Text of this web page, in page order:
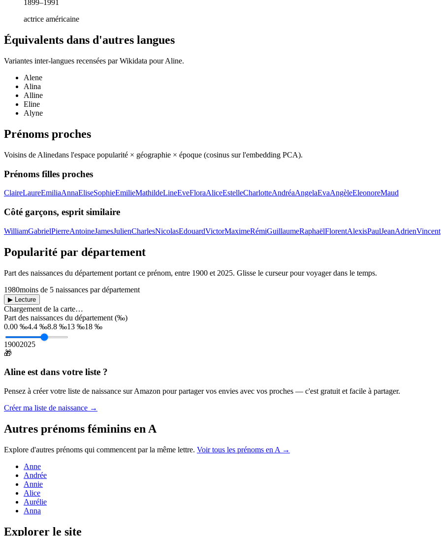
1899–1991
actrice américaine
Équivalents dans d'autres langues
Variantes inter-langues recensées par Wikidata pourAline.
Alene
Alina
Alline
Eline
Alyne
Prénoms proches
Voisins de Alinedans l'espace popularité × géographie × époque (cosinus sur l'embedding PCA).
Prénoms filles proches
ClaireLaureEmiliaAnnaEliseSophieEmilieMathildeLineEveFloraAliceEstelleCharlotteAndréaAngelaEvaAngèleEleonoreMaud
Côté garçons, esprit similaire
WilliamGabrielPierreAntoineJamesJulienCharlesNicolasEdouardVictorMaximeRémiGuillaumeRaphaëlFlorentAlexisPaulJeanAdrienVincent
Popularité par département
Part des naissances du département portant ce prénom, entre 1900 et 2025. Glisse le curseur pour voyager dans le temps.
1980moins de 5 naissances par département
▶ Lecture
Chargement de la carte…
Part des naissances du département (‰)
0.00 ‰4.4 ‰8.8 ‰13 ‰18 ‰
19002025
🎁
Aline est dans votre liste ?
Pensez à créer votre liste de naissance sur Amazon pour partager vos envies avec vos proches — c'est gratuit et facile à partager.
Créer ma liste de naissance →
Autres prénoms féminins en A
Explore d'autres prénoms qui commencent par la même lettre. Voir tous les prénoms en A →
Anne
Andrée
Annie
Alice
Aurélie
Anna
Explorer le site